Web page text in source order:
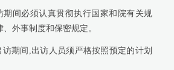
期间必须认真贯彻执行国家和院有关规
外事制度和保密规定。
访期间,出访人员须严格按照预定的计划